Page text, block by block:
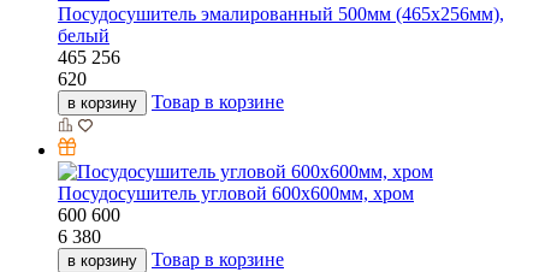
Посудосушитель эмалированный 500мм (465х256мм),
белый
465 256
620
в корзину Товар в корзине
Посудосушитель угловой 600х600мм, хром
600 600
6 380
в корзину Товар в корзине